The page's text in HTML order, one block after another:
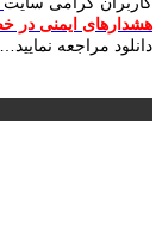
هشدارهای ایمنی در
دانلود مراجعه نمایید…